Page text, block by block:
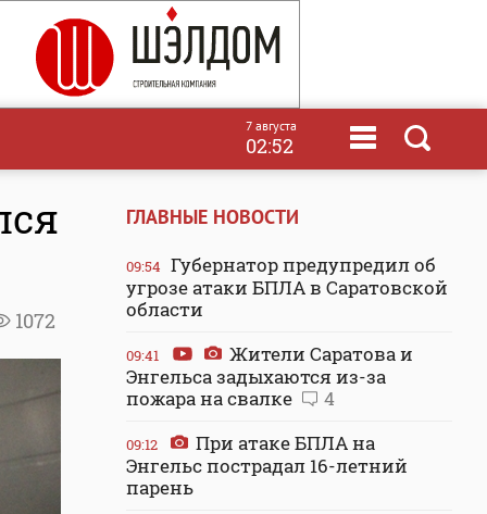
7 августа
02:52
1072
ГЛАВНЫЕ НОВОСТИ
09:54 Губернатор предупредил об
угрозе атаки БПЛА в Саратовской
области
09:41
Жители Саратова и
Энгельса задыхаются из-за
пожара на свалке
4
09:12
При атаке БПЛА на
Энгельс пострадал 16-летний
парень